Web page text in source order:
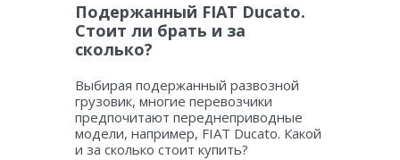
Подержанный FIAT Ducato.
Стоит ли брать и за
сколько?
Выбирая подержанный развозной
грузовик, многие перевозчики
предпочитают переднеприводные
модели, например, FIAT Ducato. Какой
и за сколько стоит купить?